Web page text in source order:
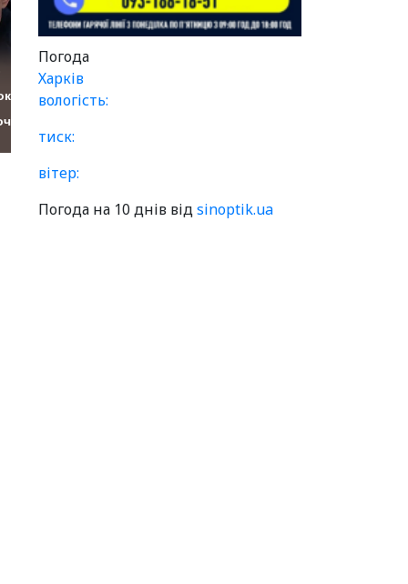
Погода
Харків
вологість:
тиск:
вітер:
Погода на 10 днів відsinoptik.ua